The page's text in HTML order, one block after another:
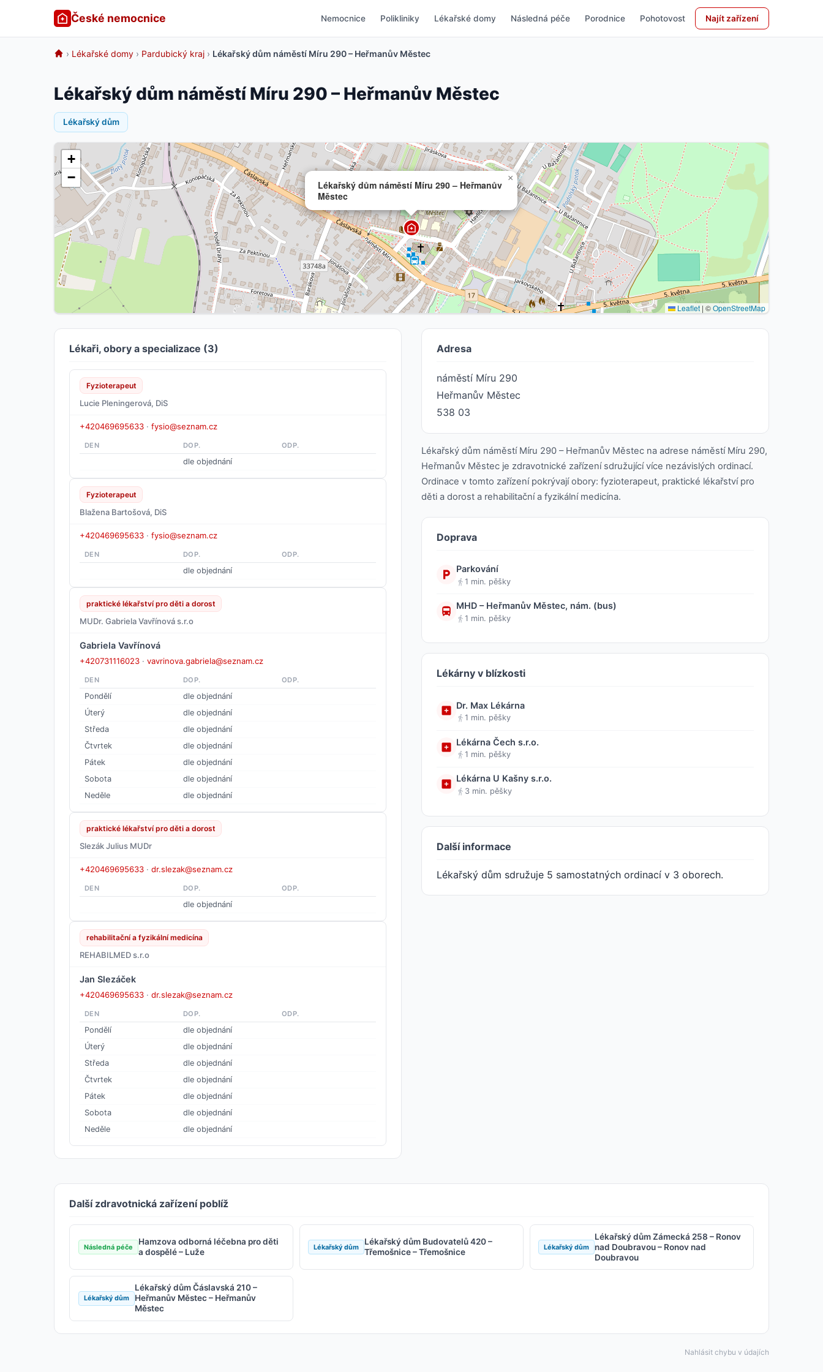
České nemocnice Nemocnice Polikliniky Lékařské domy Následná péče Porodnice Pohotovost Najít zařízení
› Lékařské domy › Pardubický kraj › Lékařský dům náměstí Míru 290 – Heřmanův Městec
Lékařský dům náměstí Míru 290 – Heřmanův Městec
Lékařský dům
Lékařský dům náměstí Míru 290 – Heřmanův
Městec
×
+
−
Leaflet | ©OpenStreetMap
Lékaři, obory a specializace (3)
Fyzioterapeut
Lucie Pleningerová, DiS
+420469695633 · fysio@seznam.cz
DEN DOP. ODP.
dle objednání
Fyzioterapeut
Blažena Bartošová, DiS
+420469695633 · fysio@seznam.cz
DEN DOP. ODP.
dle objednání
praktické lékařství pro děti a dorost
MUDr. Gabriela Vavřínová s.r.o
Gabriela Vavřínová
+420731116023 · vavrinova.gabriela@seznam.cz
DEN DOP. ODP.
Pondělí
dle objednání
Úterý
dle objednání
Středa
dle objednání
Čtvrtek
dle objednání
Pátek
dle objednání
Sobota
dle objednání
Neděle
dle objednání
praktické lékařství pro děti a dorost
Slezák Julius MUDr
+420469695633 · dr.slezak@seznam.cz
DEN DOP. ODP.
dle objednání
rehabilitační a fyzikální medicína
REHABILMED s.r.o
Jan Slezáček
+420469695633 · dr.slezak@seznam.cz
DEN DOP. ODP.
Pondělí
dle objednání
Úterý
dle objednání
Středa
dle objednání
Čtvrtek
dle objednání
Pátek
dle objednání
Sobota
dle objednání
Neděle
dle objednání
Adresa
náměstí Míru 290
Heřmanův Městec
538 03
Lékařský dům náměstí Míru 290 – Heřmanův Městec na adrese náměstí Míru 290,
Heřmanův Městec je zdravotnické zařízení sdružující více nezávislých ordinací.
Ordinace v tomto zařízení pokrývají obory: fyzioterapeut, praktické lékařství pro
děti a dorost a rehabilitační a fyzikální medicína.
Doprava
Parkování
1 min. pěšky
MHD – Heřmanův Městec, nám. (bus)
1 min. pěšky
Lékárny v blízkosti
Dr. Max Lékárna
1 min. pěšky
Lékárna Čech s.r.o.
1 min. pěšky
Lékárna U Kašny s.r.o.
3 min. pěšky
Další informace
Lékařský dům sdružuje 5 samostatných ordinací v 3 oborech.
Další zdravotnická zařízení poblíž
Následná péče
Hamzova odborná léčebna pro děti
a dospělé – Luže
Lékařský dům
Lékařský dům Budovatelů 420 –
Třemošnice – Třemošnice
Lékařský dům
Lékařský dům Zámecká 258 – Ronov
nad Doubravou – Ronov nad
Doubravou
Lékařský dům
Lékařský dům Čáslavská 210 –
Heřmanův Městec – Heřmanův
Městec
Nahlásit chybu v údajích